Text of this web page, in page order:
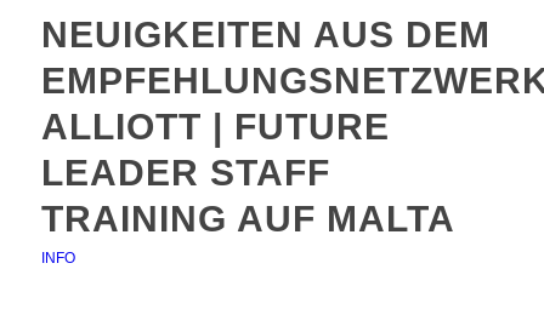
NEUIGKEITEN AUS DEM
ALLIOTT | FUTURE
LEADER STAFF
TRAINING AUF MALTA
INFO